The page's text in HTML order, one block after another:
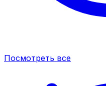
Посмотреть все